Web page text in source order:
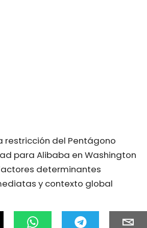
restricción del Pentágono
para Alibaba en Washington
determinantes
y contexto global